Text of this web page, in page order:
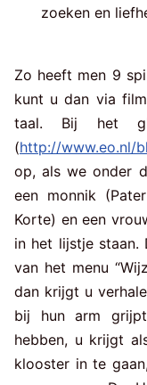
zoeken en
Zo heeft men 9
kunt u dan via
taal. Bij het
(http://www.eo.nl/
op, als we onder
een monnik
Korte) en een
in het lijstje
van het menu
dan krijgt u
bij hun arm
hebben, u krijgt
klooster in te